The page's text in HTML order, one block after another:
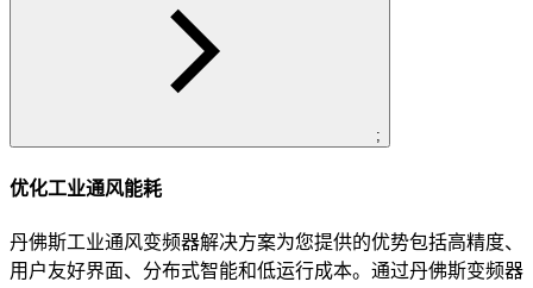
;
优化工业通风能耗
丹佛斯工业通风变频器解决方案为您提供的优势包括高精度、
用户友好界面、分布式智能和低运行成本。通过丹佛斯变频器